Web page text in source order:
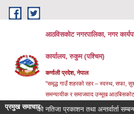
Skip to main content
आठविसकोट नगरपालिका, नगर
कार्यालय, रुकुम (पश्चिम)
कर्णाली प्रदेश, नेपाल
"समृद्ध गाउँ शहरको रहर – स्वस्थ, सफा,
समन्यायीक र समाजवाद उन्मूख
प्रमुख समाचार
परीक्षाको नतिजा प्रकाशन तथा अन्तर्वार्ता सम्बन्धी